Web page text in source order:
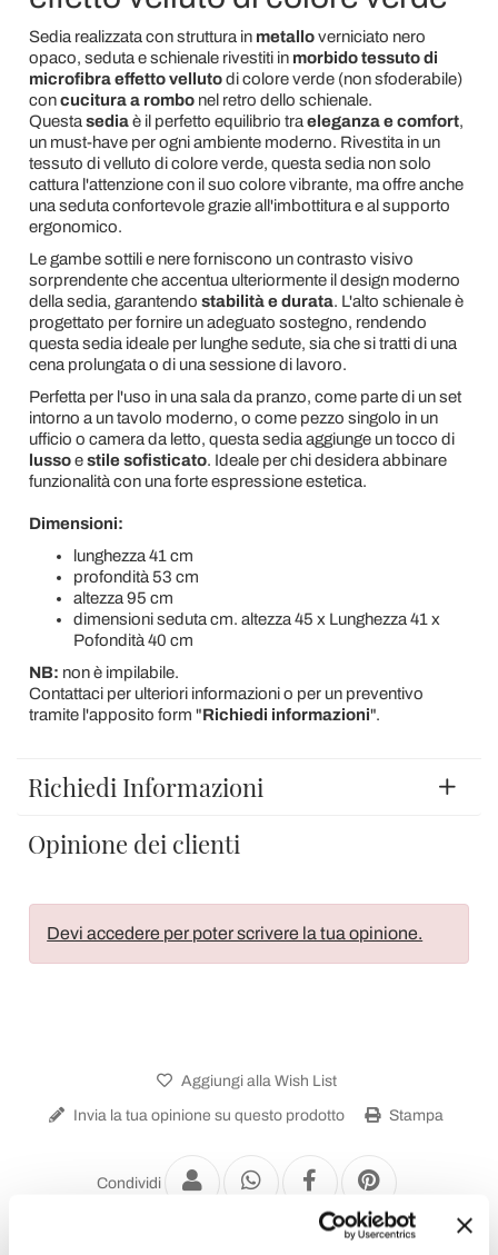
Sedia realizzata con struttura in metalloverniciato nero
opaco, seduta e schienale rivestiti in morbido tessuto di
microfibra effetto vellutodi colore verde (non sfoderabile)
concucitura a rombo nel retro dello schienale.
Questa sediaè il perfetto equilibrio tra eleganza e comfort,
un must-have per ogni ambiente moderno. Rivestita in un
tessuto di velluto di colore verde, questa sedia non solo
cattura l'attenzione con il suo colore vibrante, ma offre anche
una seduta confortevole grazie all'imbottitura e al supporto
ergonomico.
Le gambe sottili e nere forniscono un contrasto visivo
sorprendente che accentua ulteriormente il design moderno
della sedia, garantendo stabilità e durata. L'alto schienale è
progettato per fornire un adeguato sostegno, rendendo
questa sedia ideale per lunghe sedute, sia che si tratti di una
cena prolungata o di una sessione di lavoro.
Perfetta per l'uso in una sala da pranzo, come parte di un set
intorno a un tavolo moderno, o come pezzo singolo in un
ufficio o camera da letto, questa sedia aggiunge un tocco di
lussoestile sofisticato. Ideale per chi desidera abbinare
funzionalità con una forte espressione estetica.
Dimensioni:
lunghezza 41 cm
profondità 53 cm
altezza 95 cm
dimensioni seduta cm. altezza 45 x Lunghezza 41 x
Pofondità 40 cm
NB: non è impilabile.
Contattaci per ulteriori informazioni o per un preventivo
tramite l'apposito form "Richiedi informazioni".
Richiedi Informazioni
Opinione dei clienti
Devi accedere per poter scrivere la tua opinione.
Aggiungi alla Wish List
Invia la tua opinione su questo prodotto Stampa
Condividi